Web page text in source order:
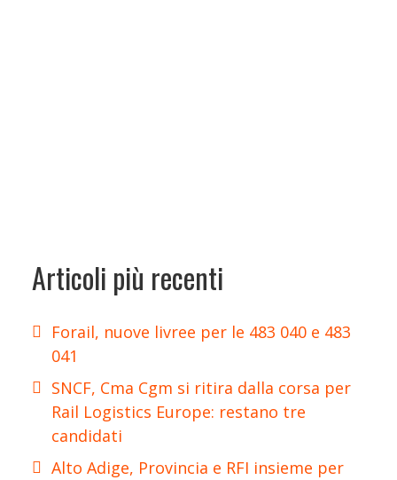
Articoli più recenti
Forail, nuove livree per le 483 040 e 483
041
SNCF, Cma Cgm si ritira dalla corsa per
Rail Logistics Europe: restano tre
candidati
Alto Adige, Provincia e RFI insieme per